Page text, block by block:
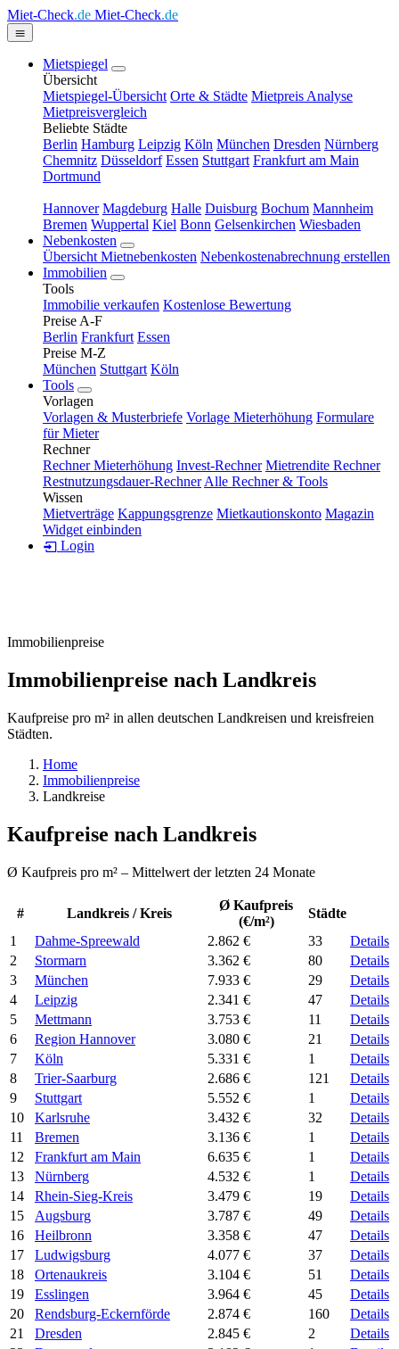
Miet-Check.de Miet-Check.de
Mietspiegel
Übersicht
Mietspiegel-Übersicht Orte & Städte Mietpreis Analyse
Mietpreisvergleich
Beliebte Städte
Berlin Hamburg Leipzig Köln München Dresden Nürnberg
Chemnitz Düsseldorf Essen Stuttgart Frankfurt am Main
Dortmund
Hannover Magdeburg Halle Duisburg Bochum Mannheim
Bremen Wuppertal Kiel Bonn Gelsenkirchen Wiesbaden
Nebenkosten
Übersicht Mietnebenkosten Nebenkostenabrechnung erstellen
Immobilien
Tools
Immobilie verkaufen Kostenlose Bewertung
Preise A-F
Berlin Frankfurt Essen
Preise M-Z
München Stuttgart Köln
Tools
Vorlagen
Vorlagen & Musterbriefe Vorlage Mieterhöhung Formulare
für Mieter
Rechner
Rechner Mieterhöhung Invest-Rechner Mietrendite Rechner
Restnutzungsdauer-Rechner Alle Rechner & Tools
Wissen
Mietverträge Kappungsgrenze Mietkautionskonto Magazin
Widget einbinden
Login
Immobilienpreise
Immobilienpreise nach Landkreis
Kaufpreise pro m² in allen deutschen Landkreisen und kreisfreien
Städten.
Home
Immobilienpreise
Landkreise
Kaufpreise nach Landkreis
Ø Kaufpreis pro m² – Mittelwert der letzten 24 Monate
# Landkreis / Kreis
Ø Kaufpreis
(€/m²)
Städte
1
Dahme-Spreewald 2.862 € 33
Details
2
Stormarn 3.362 € 80
Details
3
München 7.933 € 29
Details
4
Leipzig 2.341 € 47
Details
5
Mettmann 3.753 € 11
Details
6
Region Hannover 3.080 € 21
Details
7
Köln 5.331 € 1
Details
8
Trier-Saarburg 2.686 € 121
Details
9
Stuttgart 5.552 € 1
Details
10
Karlsruhe 3.432 € 32
Details
11
Bremen 3.136 € 1
Details
12
Frankfurt am Main 6.635 € 1
Details
13
Nürnberg 4.532 € 1
Details
14
Rhein-Sieg-Kreis 3.479 € 19
Details
15
Augsburg 3.787 € 49
Details
16
Heilbronn 3.358 € 47
Details
17
Ludwigsburg 4.077 € 37
Details
18
Ortenaukreis 3.104 € 51
Details
19
Esslingen 3.964 € 45
Details
20
Rendsburg-Eckernförde 2.874 € 160
Details
21
Dresden 2.845 € 2
Details